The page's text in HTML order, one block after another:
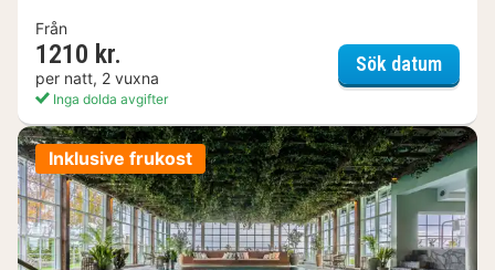
Från
1210 kr.
per natt, 2 vuxna
Inga dolda avgifter
Sök datumAd
Inklusive frukost